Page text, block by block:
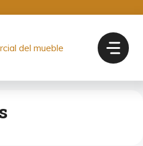
del mueble